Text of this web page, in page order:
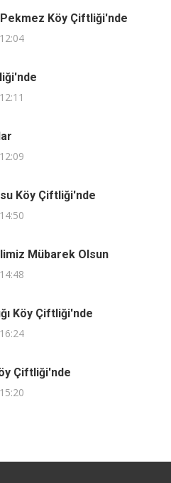
Köy Çiftliği'nde
Köy Çiftliği'nde
Mübarek Olsun
Köy Çiftliği'nde
Çiftliği'nde